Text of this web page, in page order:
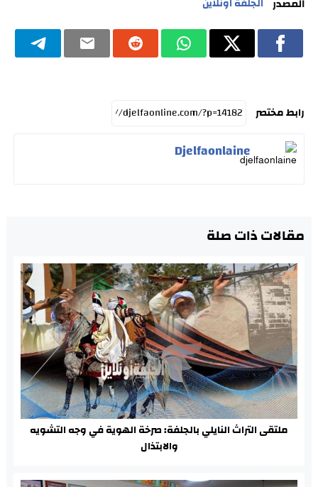
المصدر
رابط مختصر
Djelfaonlaine
مقالات ذات صلة
ملتقى التراث النايلي بالجلفة: صرخة الهوية في وجه التشويه
والابتذال